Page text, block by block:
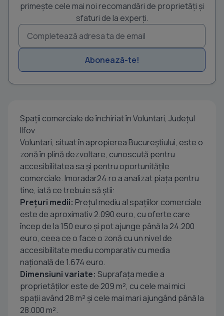
primește cele mai noi recomandări de proprietăți și
sfaturi de la experți.
Abonează-te!
Spaţii comerciale de închiriat în Voluntari, Județul
Ilfov
Voluntari, situat în apropierea Bucureștiului, este o
zonă în plină dezvoltare, cunoscută pentru
accesibilitatea sa și pentru oportunitățile
comerciale. Imoradar24.ro a analizat piața pentru
tine, iată ce trebuie să știi:
Prețuri medii: Prețul mediu al spațiilor comerciale
este de aproximativ 2.090 euro, cu oferte care
încep de la 150 euro și pot ajunge până la 24.200
euro, ceea ce o face o zonă cu un nivel de
accesibilitate mediu comparativ cu media
națională de 1.674 euro.
Dimensiuni variate: Suprafața medie a
proprietăților este de 209 m², cu cele mai mici
spații având 28 m² și cele mai mari ajungând până la
28.000 m².